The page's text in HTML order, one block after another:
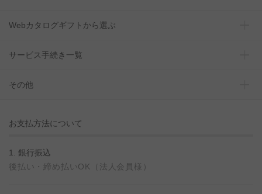
Webカタログギフトから選ぶ
サービス手続き一覧
その他
お支払方法について
1. 銀行振込
後払い・締め払いOK（法人会員様）